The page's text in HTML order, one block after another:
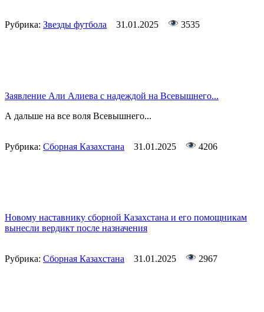
Рубрика: Звезды футбола 31.01.2025 3535
Заявление Али Алиева с надеждой на Всевышнего...
А дальше на все воля Всевышнего...
Рубрика: Сборная Казахстана 31.01.2025 4206
Новому наставнику сборной Казахстана и его помощникам
вынесли вердикт после назначения
Рубрика: Сборная Казахстана 31.01.2025 2967